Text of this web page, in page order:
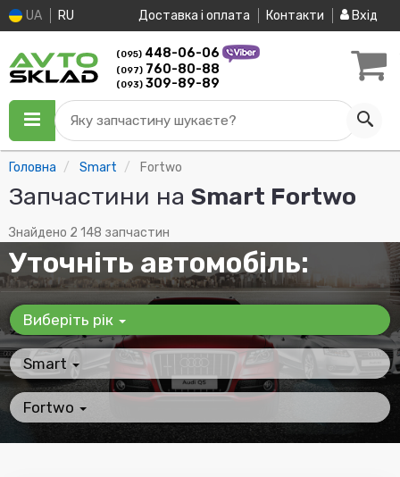
UA RU Доставка і оплата Контакти Вхід
(095) 448-06-06
(097) 760-80-88
(093) 309-89-89
Яку запчастину шукаєте?
Головна Smart Fortwo
Запчастини на Smart Fortwo
Знайдено 2 148 запчастин
Уточніть автомобіль:
Виберіть рік
Smart
Fortwo